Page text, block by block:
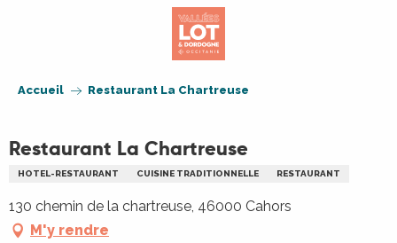
Accueil Restaurant La Chartreuse
Restaurant La Chartreuse
HOTEL-RESTAURANT CUISINE TRADITIONNELLE RESTAURANT
130 chemin de la chartreuse, 46000 Cahors
M'y rendre